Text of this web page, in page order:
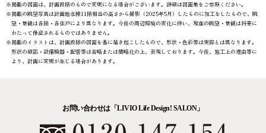
※掲載の図面は、計画段階のもので変更になる場合がございます。詳細は図面集をご参照ください。
※掲載の眺望写真は計画地北棟11階相当の高さから撮影（2025年5月）したものに加工をしたもので、眺
望・景観は各階・各住戸により異なります。今後の周辺環境の変化に伴い、現在の眺望・景観は将来に
わたって保証されるものではありません。
※掲載のイラストは、計画段階の図面を基に描き起こしたもので、形状・色彩等は実際とは異なります。
形状の細部・設備機器・配管等は省略または簡略化の上、表現しております。今後、施工上の理由等に
より、計画に変更が生じる場合があります。
お問い合わせは「LIVIO Life Design! SALON」